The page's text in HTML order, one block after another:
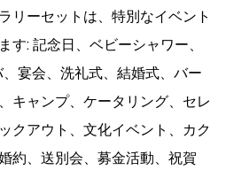
リーセットは、特別なイベント
す: 記念日、ベビーシャワー、
宴会、洗礼式、結婚式、バー
キャンプ、ケータリング、セレ
クアウト、文化イベント、カク
約、送別会、募金活動、祝賀